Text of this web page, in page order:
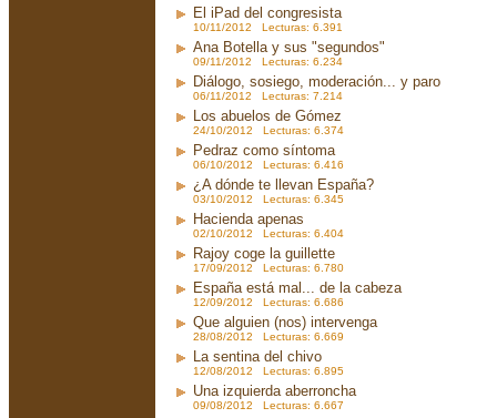
El iPad del congresista
10/11/2012 Lecturas: 6.391
Ana Botella y sus "segundos"
09/11/2012 Lecturas: 6.234
Diálogo, sosiego, moderación... y paro
06/11/2012 Lecturas: 7.214
Los abuelos de Gómez
24/10/2012 Lecturas: 6.374
Pedraz como síntoma
06/10/2012 Lecturas: 6.416
¿A dónde te llevan España?
03/10/2012 Lecturas: 6.345
Hacienda apenas
02/10/2012 Lecturas: 6.404
Rajoy coge la guillette
17/09/2012 Lecturas: 6.780
España está mal... de la cabeza
12/09/2012 Lecturas: 6.686
Que alguien (nos) intervenga
28/08/2012 Lecturas: 6.669
La sentina del chivo
12/08/2012 Lecturas: 6.895
Una izquierda aberroncha
09/08/2012 Lecturas: 6.667